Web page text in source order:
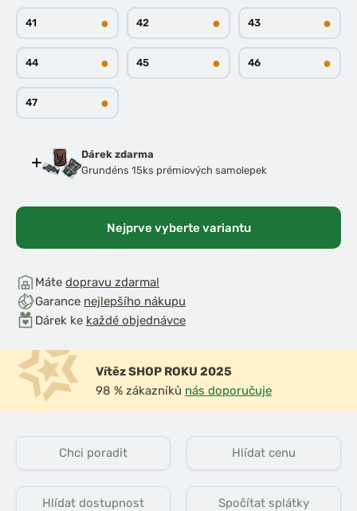
41 ● 42 ● 43 ●
44 ● 45 ● 46 ●
47 ●
Dárek zdarma
Grundéns 15ks prémiových samolepek
Nejprve vyberte variantu
Máte dopravu zdarma!
Garance nejlepšího nákupu
Dárek ke každé objednávce
Vítěz SHOP ROKU 2025
98 % zákazníků nás doporučuje
Chci poradit Hlídat cenu
Hlídat dostupnost Spočítat splátky